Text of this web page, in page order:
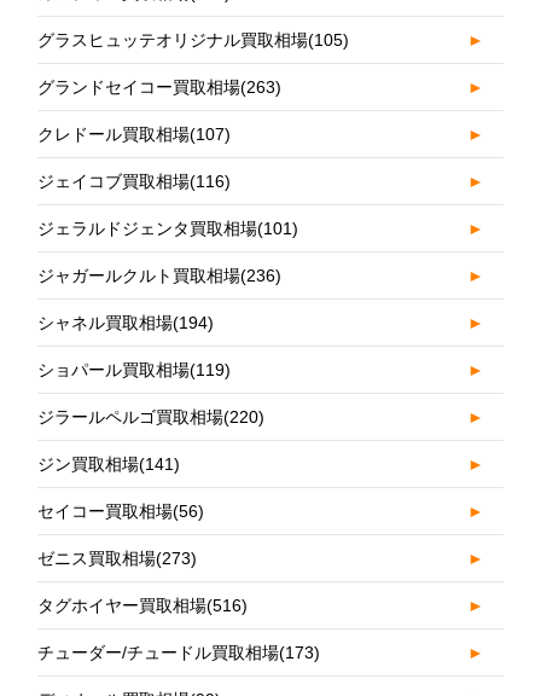
グラスヒュッテオリジナル買取相場(105) ►
グランドセイコー買取相場(263) ►
クレドール買取相場(107) ►
ジェイコブ買取相場(116) ►
ジェラルドジェンタ買取相場(101) ►
ジャガールクルト買取相場(236) ►
シャネル買取相場(194) ►
ショパール買取相場(119) ►
ジラールペルゴ買取相場(220) ►
ジン買取相場(141) ►
セイコー買取相場(56) ►
ゼニス買取相場(273) ►
タグホイヤー買取相場(516) ►
チューダー/チュードル買取相場(173) ►